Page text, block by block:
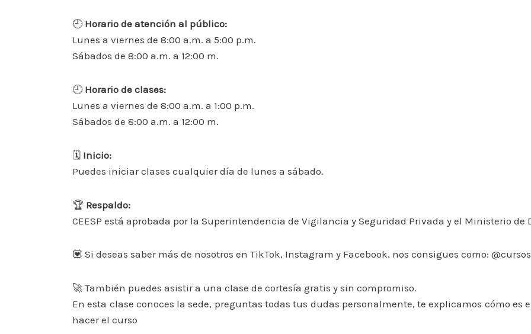
🕘 Horario de atención al público:
Lunes a viernes de 8:00 a.m. a 5:00 p.m.
Sábados de 8:00 a.m. a 12:00 m.
🕘 Horario de clases:
Lunes a viernes de 8:00 a.m. a 1:00 p.m.
Sábados de 8:00 a.m. a 12:00 m.
🗓 Inicio:
Puedes iniciar clases cualquier día de lunes a sábado.
🏆 Respaldo:
CEESP está aprobada por la Superintendencia de Vigilancia y Seguridad Privada y el Ministerio de
💟 Si deseas saber más de nosotros en TikTok, Instagram y Facebook, nos consigues como:
🚀 También puedes asistir a una clase de cortesía gratis y sin compromiso.
En esta clase conoces la sede, preguntas todas tus dudas personalmente, te explicamos cómo es
hacer el curso